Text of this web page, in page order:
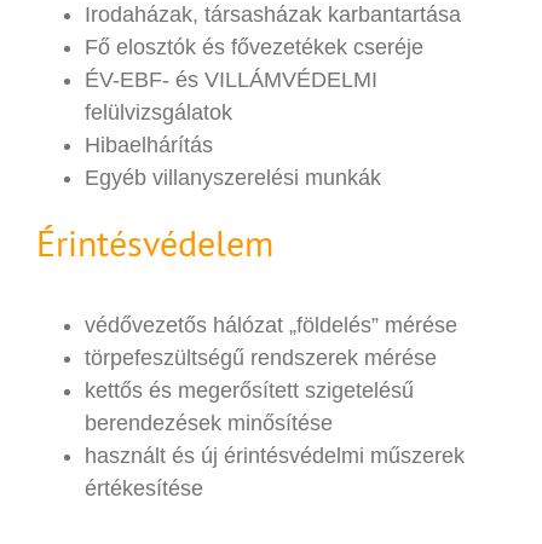
Irodaházak, társasházak karbantartása
Fő elosztók és fővezetékek cseréje
ÉV-EBF- és VILLÁMVÉDELMI
felülvizsgálatok
Hibaelhárítás
Egyéb villanyszerelési munkák
Érintésvédelem
védővezetős hálózat „földelés” mérése
törpefeszültségű rendszerek mérése
kettős és megerősített szigetelésű
berendezések minősítése
használt és új érintésvédelmi műszerek
értékesítése